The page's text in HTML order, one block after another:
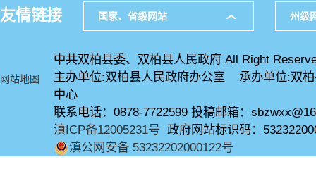
友情链接 国家、省级网站 州级
网站地图
中共双柏县委、双柏县人民政府 All Right
主办单位:双柏县人民政府办公室 承办单位:双
中心
联系电话：0878-7722599 投稿邮箱：
滇ICP备12005231号 政府网站标识码：
滇公网安备 53232202000122号